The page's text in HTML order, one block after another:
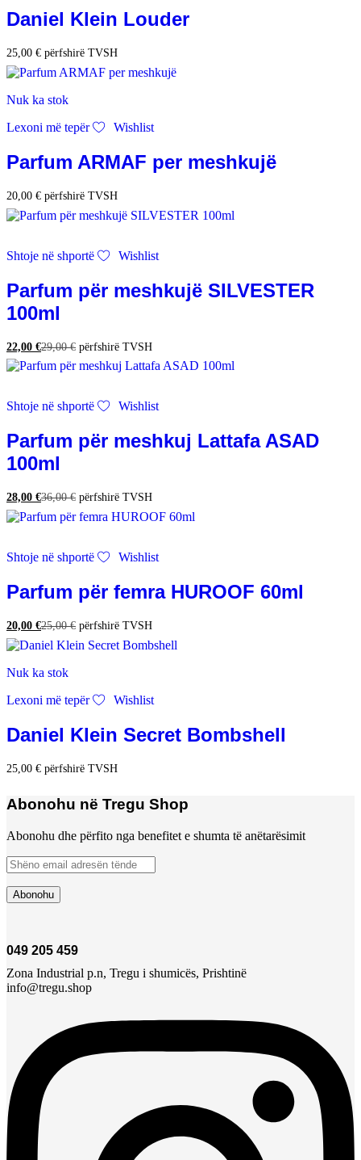
Daniel Klein Louder
25,00 € përfshirë TVSH
Nuk ka stok
Lexoni më tepër
Wishlist
Parfum ARMAF per meshkujë
20,00 € përfshirë TVSH
Shtoje në shportë Wishlist
Parfum për meshkujë SILVESTER
100ml
22,00 €29,00€ përfshirë TVSH
Shtoje në shportë Wishlist
Parfum për meshkuj Lattafa ASAD
100ml
28,00 €36,00€ përfshirë TVSH
Shtoje në shportë Wishlist
Parfum për femra HUROOF 60ml
20,00 €25,00€ përfshirë TVSH
Nuk ka stok
Lexoni më tepër
Wishlist
Daniel Klein Secret Bombshell
25,00 € përfshirë TVSH
Abonohu në Tregu Shop
Abonohu dhe përfito nga benefitet e shumta të anëtarësimit
049 205 459
Zona Industrial p.n, Tregu i shumicës, Prishtinë
info@tregu.shop